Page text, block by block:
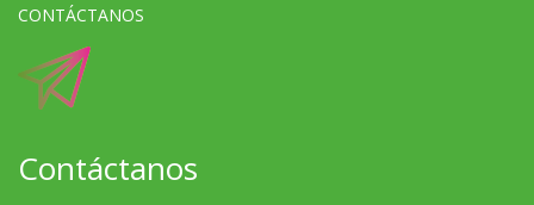
CONTÁCTANOS
Contáctanos